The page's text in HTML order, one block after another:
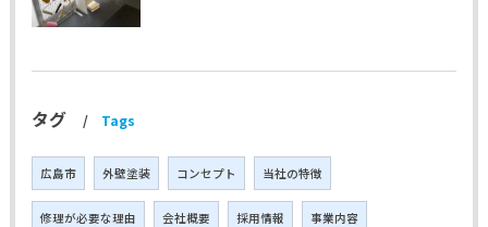
タグ Tags
広島市 外壁塗装 コンセプト 当社の特徴
修理が必要な理由 会社概要 採用情報 事業内容